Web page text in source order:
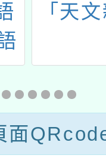
「天
面